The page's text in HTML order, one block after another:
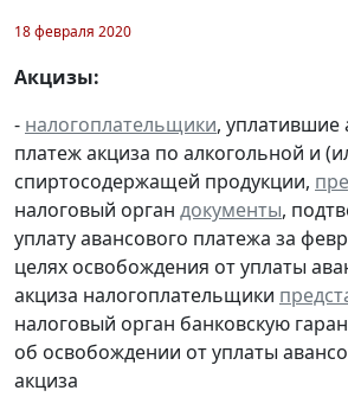
18 февраля 2020
Акцизы:
- налогоплательщики, уплатившие
платеж акциза по алкогольной и
спиртосодержащей продукции,
налоговый орган документы,
уплату авансового платежа за
целях освобождения от уплаты
акциза налогоплательщики
налоговый орган банковскую
об освобождении от уплаты
акциза